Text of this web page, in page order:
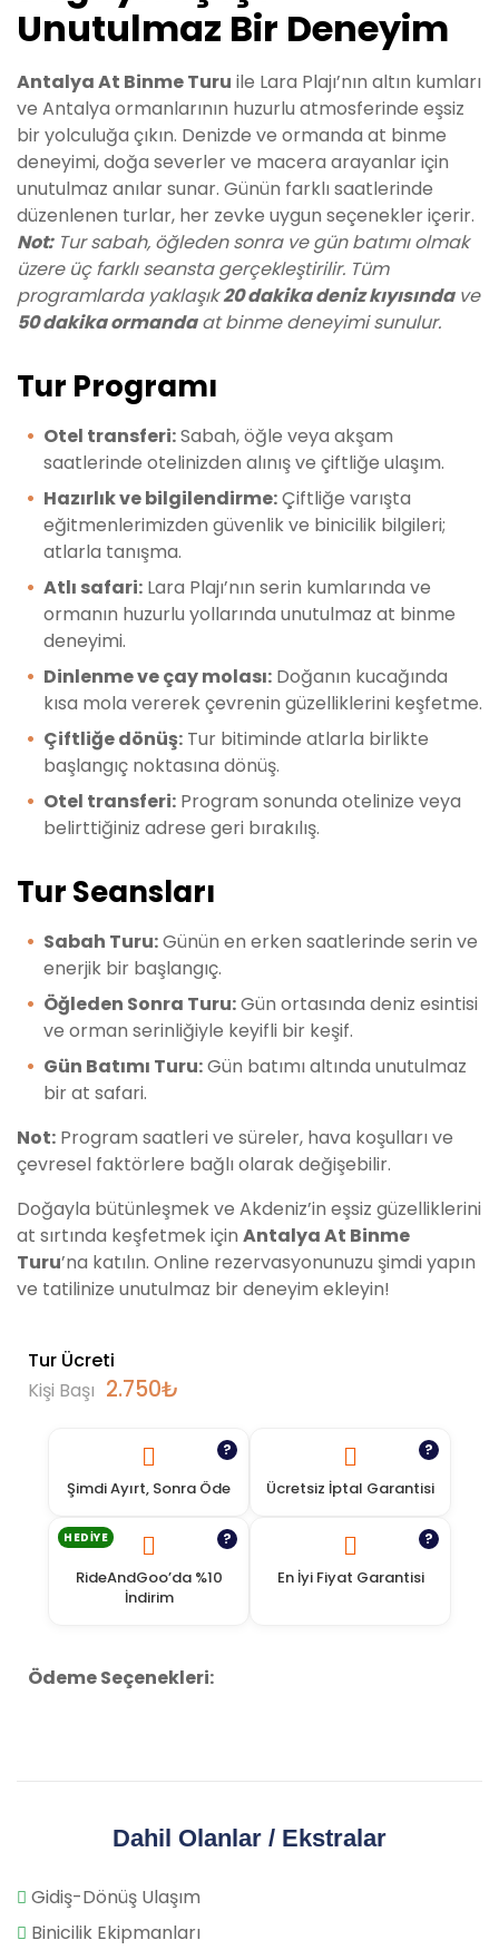
Unutulmaz Bir Deneyim
Antalya At Binme Turu ile Lara Plajı’nın altın kumları
ve Antalya ormanlarının huzurlu atmosferinde eşsiz
bir yolculuğa çıkın. Denizde ve ormanda at binme
deneyimi, doğa severler ve macera arayanlar için
unutulmaz anılar sunar. Günün farklı saatlerinde
düzenlenen turlar, her zevke uygun seçenekler içerir.
Not:Tur sabah, öğleden sonra ve gün batımı olmak
üzere üç farklı seansta gerçekleştirilir. Tüm
programlarda yaklaşık20 dakika deniz kıyısındave
50 dakika ormandaat binme deneyimi sunulur.
Tur Programı
Otel transferi:Sabah, öğle veya akşam
saatlerinde otelinizden alınış ve çiftliğe ulaşım.
Hazırlık ve bilgilendirme:Çiftliğe varışta
eğitmenlerimizden güvenlik ve binicilik bilgileri;
atlarla tanışma.
Atlı safari: Lara Plajı’nın serin kumlarında ve
ormanın huzurlu yollarında unutulmaz at binme
deneyimi.
Dinlenme ve çay molası: Doğanın kucağında
kısa mola vererek çevrenin güzelliklerini keşfetme.
Çiftliğe dönüş: Tur bitiminde atlarla birlikte
başlangıç noktasına dönüş.
Otel transferi: Program sonunda otelinize veya
belirttiğiniz adrese geri bırakılış.
Tur Seansları
Sabah Turu:Günün en erken saatlerinde serin ve
enerjik bir başlangıç.
Öğleden Sonra Turu:Gün ortasında deniz esintisi
ve orman serinliğiyle keyifli bir keşif.
Gün Batımı Turu:Gün batımı altında unutulmaz
bir at safari.
Not: Program saatleri ve süreler, hava koşulları ve
çevresel faktörlere bağlı olarak değişebilir.
Doğayla bütünleşmek ve Akdeniz’in eşsiz güzelliklerini
at sırtında keşfetmek için Antalya At Binme
Turu’na katılın. Online rezervasyonunuzu şimdi yapın
ve tatilinize unutulmaz bir deneyim ekleyin!
Tur Ücreti
Kişi Başı 2.750₺
Şimdi Ayırt, Sonra Öde
?
Ücretsiz İptal Garantisi
?
HEDIYE
RideAndGoo’da %10
İndirim
?
En İyi Fiyat Garantisi
?
Ödeme Seçenekleri:
Dahil Olanlar / Ekstralar
Gidiş-Dönüş Ulaşım
Binicilik Ekipmanları